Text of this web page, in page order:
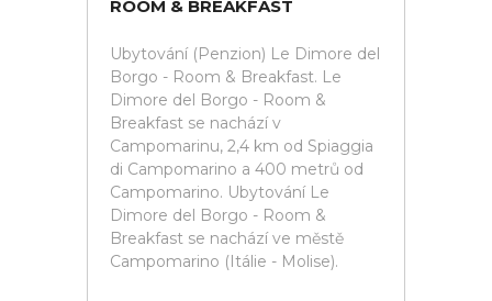
ROOM & BREAKFAST
Ubytování (Penzion) Le Dimore del
Borgo - Room & Breakfast. Le
Dimore del Borgo - Room &
Breakfast se nachází v
Campomarinu, 2,4 km od Spiaggia
di Campomarino a 400 metrů od
Campomarino. Ubytování Le
Dimore del Borgo - Room &
Breakfast se nachází ve městě
Campomarino (Itálie - Molise).